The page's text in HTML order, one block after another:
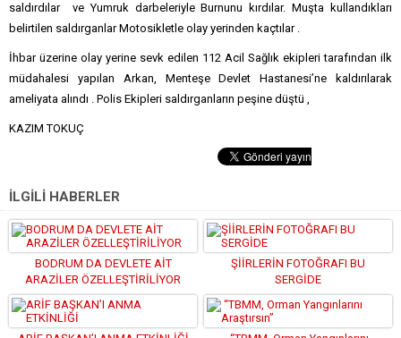
saldırdılar ve Yumruk darbeleriyle Burnunu kırdılar. Muşta kullandıkları
belirtilen saldırganlar Motosikletle olay yerinden kaçtılar .
İhbar üzerine olay yerine sevk edilen 112 Acil Sağlık ekipleri tarafından ilk
müdahalesi yapılan Arkan, Menteşe Devlet Hastanesi’ne kaldırılarak
ameliyata alındı . Polis Ekipleri saldırganların peşine düştü ,
KAZIM TOKUÇ
İLGİLİ HABERLER
BODRUM DA DEVLETE AİT
ARAZİLER ÖZELLEŞTİRİLİYOR
ŞİİRLERİN FOTOĞRAFI BU
SERGİDE